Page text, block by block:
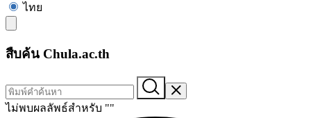
ไทย
สืบค้น Chula.ac.th
ไม่พบผลลัพธ์สำหรับ ""